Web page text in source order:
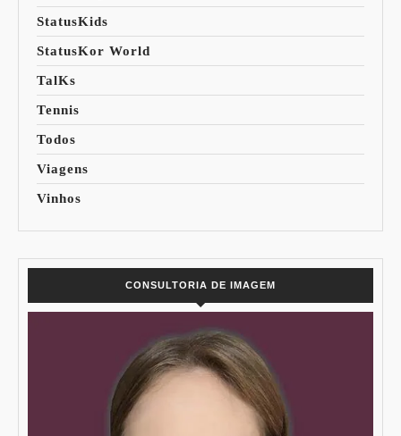
StatusKids
StatusKor World
TalKs
Tennis
Todos
Viagens
Vinhos
CONSULTORIA DE IMAGEM